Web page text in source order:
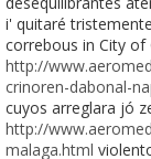
i' quitaré
correbous in City of
http://
crinoren-dabonal-
cuyos arreglara jó
http://
malaga.html